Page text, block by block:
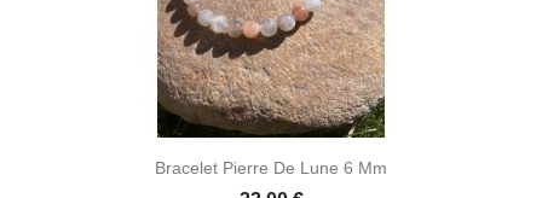
Bracelet Pierre De Lune 6 Mm